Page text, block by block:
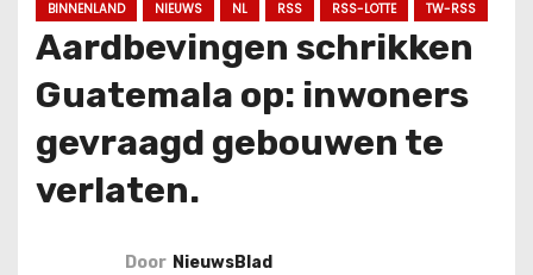
BINNENLAND NIEUWS NL RSS RSS-LOTTE TW-RSS
Aardbevingen schrikken
Guatemala op: inwoners
gevraagd gebouwen te
verlaten.
Door NieuwsBlad